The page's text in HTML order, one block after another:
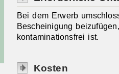
Bei dem Erwerb
Bescheinigung
kontaminationsfrei ist.
Kosten